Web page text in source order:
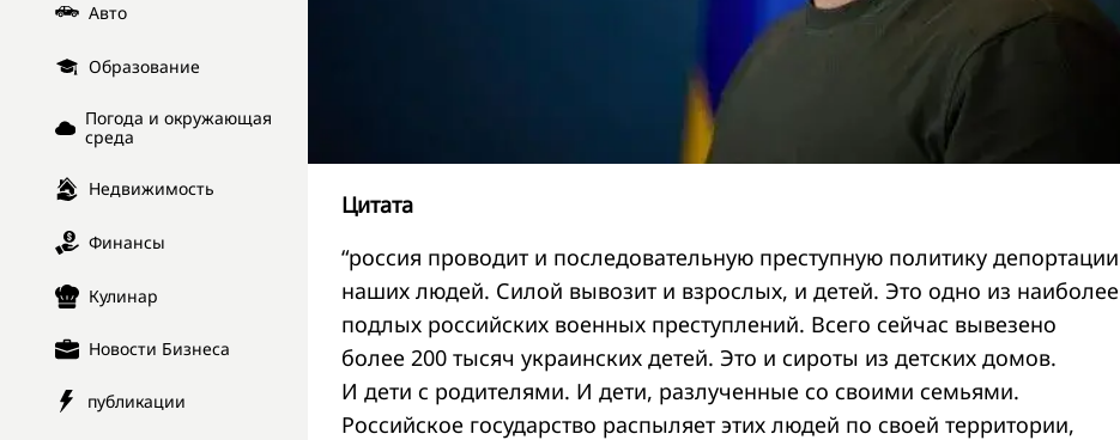
Авто
Образование
Погода и окружающая
среда
Недвижимость
Финансы
Кулинар
Новости Бизнеса
публикации
Цитата
“россия проводит и последовательную преступную политику депортации
наших людей. Силой вывозит и взрослых, и детей. Это одно из наиболее
подлых российских военных преступлений. Всего сейчас вывезено
более 200 тысяч украинских детей. Это и сироты из детских домов.
И дети с родителями. И дети, разлученные со своими семьями.
Российское государство распыляет этих людей по своей территории,